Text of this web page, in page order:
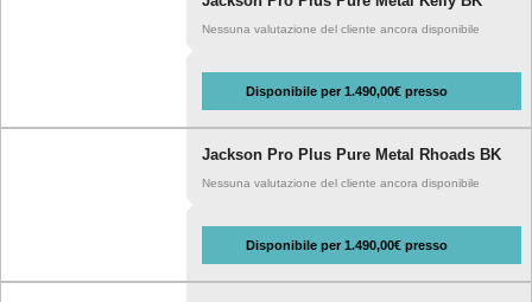
Nessuna valutazione del cliente ancora disponibile
Disponibile per 1.490,00€ presso
Jackson Pro Plus Pure Metal Rhoads BK
Nessuna valutazione del cliente ancora disponibile
Disponibile per 1.490,00€ presso